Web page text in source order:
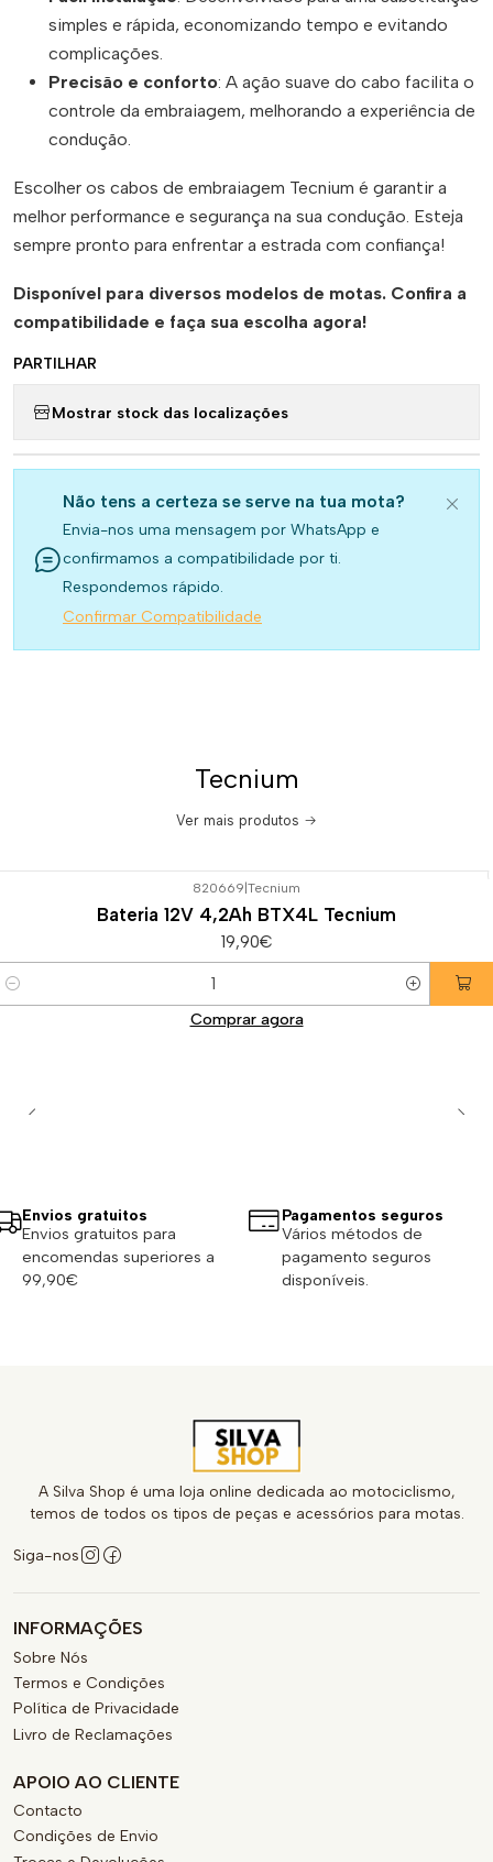
simples e rápida, economizando tempo e evitando
complicações.
Precisão e conforto: A ação suave do cabo facilita o
controle da embraiagem, melhorando a experiência de
condução.
Escolher os cabos de embraiagem Tecnium é garantir a
melhor performance e segurança na sua condução. Esteja
sempre pronto para enfrentar a estrada com confiança!
Disponível para diversos modelos de motas. Confira a
compatibilidade e faça sua escolha agora!
PARTILHAR
Mostrar stock das localizações
Não tens a certeza se serve na tua mota?
Envia-nos uma mensagem por WhatsApp e
confirmamos a compatibilidade por ti.
Respondemos rápido.
Confirmar Compatibilidade
Tecnium
Ver mais produtos
820669 Tecnium
Bateria 12V 4,2Ah BTX4L Tecnium
19,90€
Comprar agora
Envios gratuitos
Envios gratuitos para
encomendas superiores a
99,90€
Pagamentos seguros
Vários métodos de
pagamento seguros
disponíveis.
A Silva Shop é uma loja online dedicada ao motociclismo,
temos de todos os tipos de peças e acessórios para motas.
Siga-nos
INFORMAÇÕES
Sobre Nós
Termos e Condições
Política de Privacidade
Livro de Reclamações
APOIO AO CLIENTE
Contacto
Condições de Envio